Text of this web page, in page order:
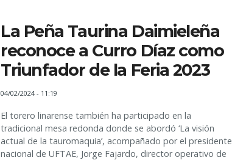
La Peña Taurina Daimieleña
reconoce a Curro Díaz como
Triunfador de la Feria 2023
04/02/2024 - 11:19
El torero linarense también ha participado en la
tradicional mesa redonda donde se abordó ‘La visión
actual de la tauromaquia’, acompañado por el presidente
nacional de UFTAE, Jorge Fajardo, director operativo de